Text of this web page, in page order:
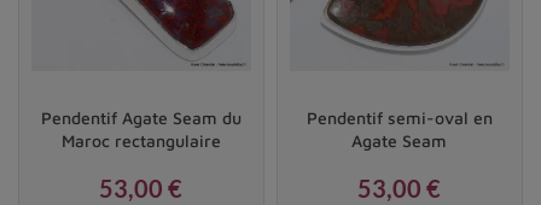
Pendentif Agate Seam du
Maroc rectangulaire
53,00 €
Pendentif semi-oval en
Agate Seam
53,00 €